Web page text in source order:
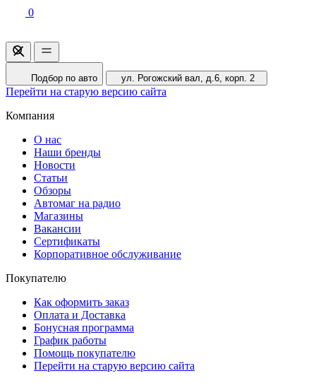
0
Подбор по авто ул. Рогожский вал, д.6, корп. 2
Перейти на старую версию сайта
Компания
О нас
Наши бренды
Новости
Статьи
Обзоры
Автомаг на радио
Магазины
Вакансии
Сертификаты
Корпоративное обслуживание
Покупателю
Как оформить заказ
Оплата и Доставка
Бонусная программа
График работы
Помощь покупателю
Перейти на старую версию сайта